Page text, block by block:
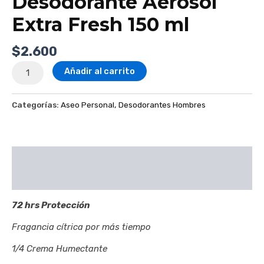
Extra Fresh 150 ml
$2.600
Añadir al carrito
Categorías: Aseo Personal, Desodorantes Hombres
72 hrs Protección
Fragancia cítrica por más tiempo
1/4 Crema Humectante